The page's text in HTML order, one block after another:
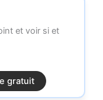
et voir si et
gratuit